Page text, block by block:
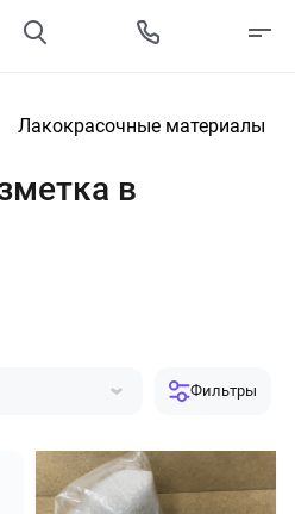
Лакокрасочные материалы
в
Фильтры